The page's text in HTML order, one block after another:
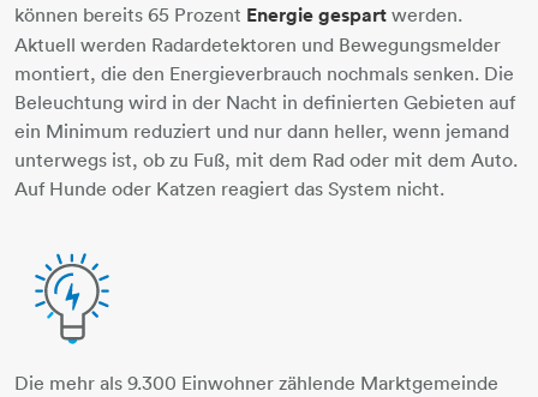
können bereits 65 Prozent Energie gespart werden.
Aktuell werden Radardetektoren und Bewegungsmelder
montiert, die den Energieverbrauch nochmals senken. Die
Beleuchtung wird in der Nacht in definierten Gebieten auf
ein Minimum reduziert und nur dann heller, wenn jemand
unterwegs ist, ob zu Fuß, mit dem Rad oder mit dem Auto.
Auf Hunde oder Katzen reagiert das System nicht.
leuchtmittel-blitz
Die mehr als 9.300 Einwohner zählende Marktgemeinde